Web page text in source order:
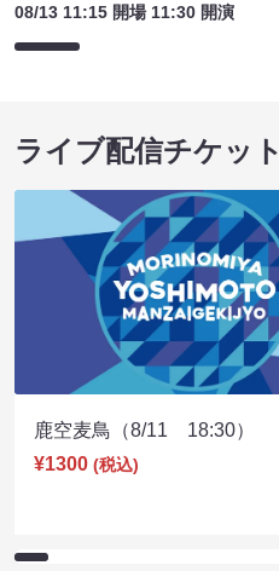
08/13 11:15 開場 11:30 開演
ライブ配信チケット
鹿空麦鳥（8/11 18:30）
¥1300 (税込)